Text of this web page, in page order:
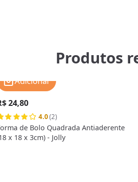
Produtos
24,80
4.0(2)
de Bolo Quadrada Antiaderente
x 18 x 3cm) - Jolly
Adicionar